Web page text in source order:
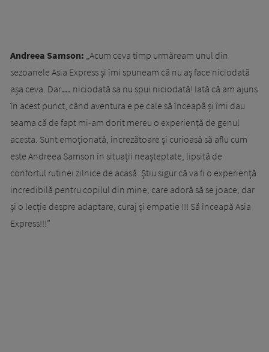
Andreea Samson: „Acum ceva timp urmăream unul din
sezoanele Asia Express și îmi spuneam că nu aș face niciodată
așa ceva. Dar… niciodată sa nu spui niciodată! Iată că am ajuns
în acest punct, când aventura e pe cale să înceapã și îmi dau
seama că de fapt mi-am dorit mereu o experiență de genul
acesta. Sunt emoționată, încrezătoare și curioasă să aflu cum
este Andreea Samson în situații neașteptate, lipsită de
confortul rutinei zilnice de acasă. Ştiu sigur că va fi o experiență
incredibilă pentru copilul din mine, care adoră să se joace, dar
și o lecție despre adaptare, curaj și empatie !!! Să înceapă Asia
Express!!!”